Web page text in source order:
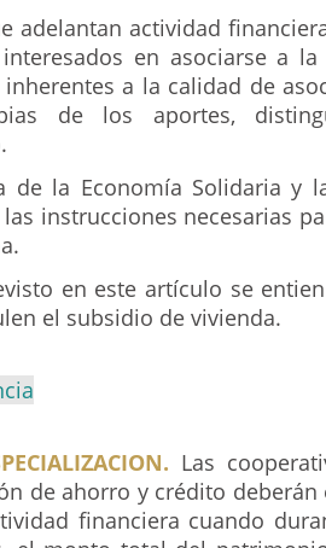
adelantan actividad
en asociarse a
a la calidad de
de los aportes,
de la Economía Solidaria y
instrucciones necesarias
en este artículo se
el subsidio de vivienda.
Las
de ahorro y crédito deberán
financiera cuando